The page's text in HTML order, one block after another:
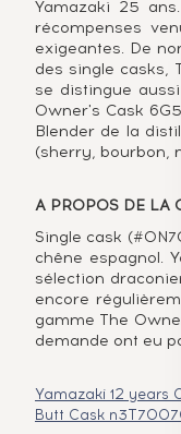
Yamazaki 25
récompenses
exigeantes. De
des single casks,
se distingue
Owner's Cask
Blender de la
(sherry, bourbon,
A PROPOS DE LA
Single cask
chêne espagnol.
sélection
encore
gamme The
demande ont eu
Yamazaki 12 years
Butt Cask